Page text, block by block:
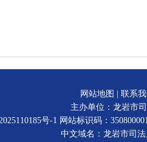
网站地图
联系我
主办单位：龙岩市
号-1 网站标识码：
中文域名：龙岩市司